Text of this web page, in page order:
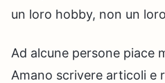
un loro hobby, non un
Ad alcune persone piace
Amano scrivere articoli e